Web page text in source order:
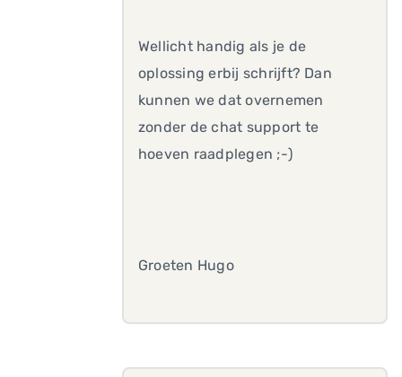
Wellicht handig als je de
oplossing erbij schrijft? Dan
kunnen we dat overnemen
zonder de chat support te
hoeven raadplegen ;-)
Groeten Hugo